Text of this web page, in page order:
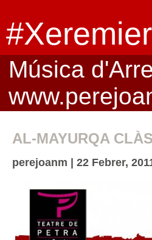
Música
AL-MAYURQA
perejoanm | 22 Febrer,